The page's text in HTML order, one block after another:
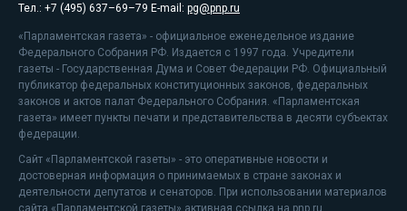
Тел.: +7 (495) 637–69–79 E-mail: pg@pnp.ru
«Парламентская газета» - официальное еженедельное издание
Федерального Собрания РФ. Издается с 1997 года. Учредители
газеты - Государственная Дума и Совет Федерации РФ. Официальный
публикатор федеральных конституционных законов, федеральных
законов и актов палат Федерального Собрания. «Парламентская
газета» имеет пункты печати и представительства в десяти субъектах
федерации.
Сайт «Парламентской газеты» - это оперативные новости и
достоверная информация о принимаемых в стране законах и
деятельности депутатов и сенаторов. При использовании материалов
сайта «Парламентской газеты» активная ссылка на pnp.ru